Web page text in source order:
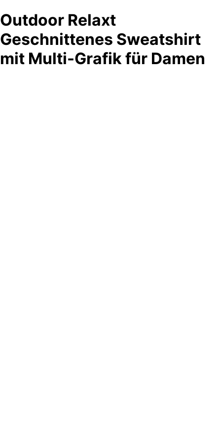
Outdoor Relaxt
Geschnittenes Sweatshirt
mit Multi-Grafik für Damen